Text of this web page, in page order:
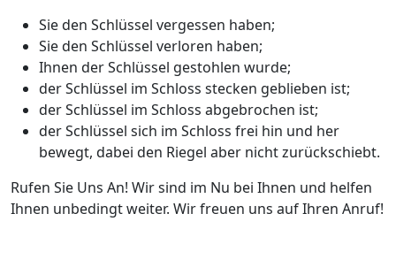
Sie den Schlüssel vergessen haben;
Sie den Schlüssel verloren haben;
Ihnen der Schlüssel gestohlen wurde;
der Schlüssel im Schloss stecken geblieben ist;
der Schlüssel im Schloss abgebrochen ist;
der Schlüssel sich im Schloss frei hin und her
bewegt, dabei den Riegel aber nicht zurückschiebt.
Rufen Sie Uns An! Wir sind im Nu bei Ihnen und helfen
Ihnen unbedingt weiter. Wir freuen uns auf Ihren Anruf!